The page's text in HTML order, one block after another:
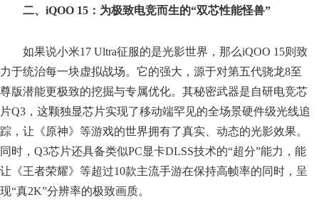
二、iQOO 15：为极致电竞而生的“双芯性能怪兽”
如果说小米17 Ultra征服的是光影世界，那么iQOO 15则致
力于统治每一块虚拟战场。它的强大，源于对第五代骁龙8至
尊版潜能更极致的挖掘与专属优化。其秘密武器是自研电竞芯
片Q3，这颗独显芯片实现了移动端罕见的全场景硬件级光线追
踪，让《原神》等游戏的世界拥有了真实、动态的光影效果。
同时，Q3芯片还具备类似PC显卡DLSS技术的“超分”能力，能
让《王者荣耀》等超过10款主流手游在保持高帧率的同时，呈
现“真2K”分辨率的极致画质。